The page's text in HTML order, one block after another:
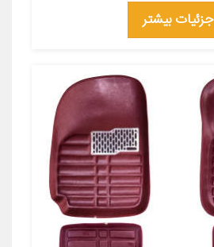
جزئیات بیشتر